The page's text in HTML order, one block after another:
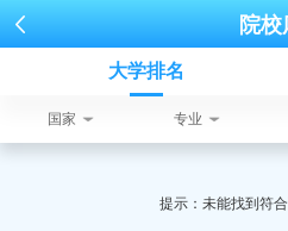
院校
大学排名
国家 专业
提示：未能找到符